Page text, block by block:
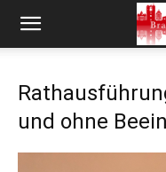
und ohne